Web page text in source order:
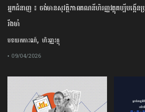
អ្នកជំនាញ ៖ ចង់មានសុវត្ថិភាពគណនីហិរញ្ញវត្ថុគប្បីបង្កើន
រឹងមាំ
បទយកការណ៍, ហិរញ្ញវត្ថុ
• 09/04/2026